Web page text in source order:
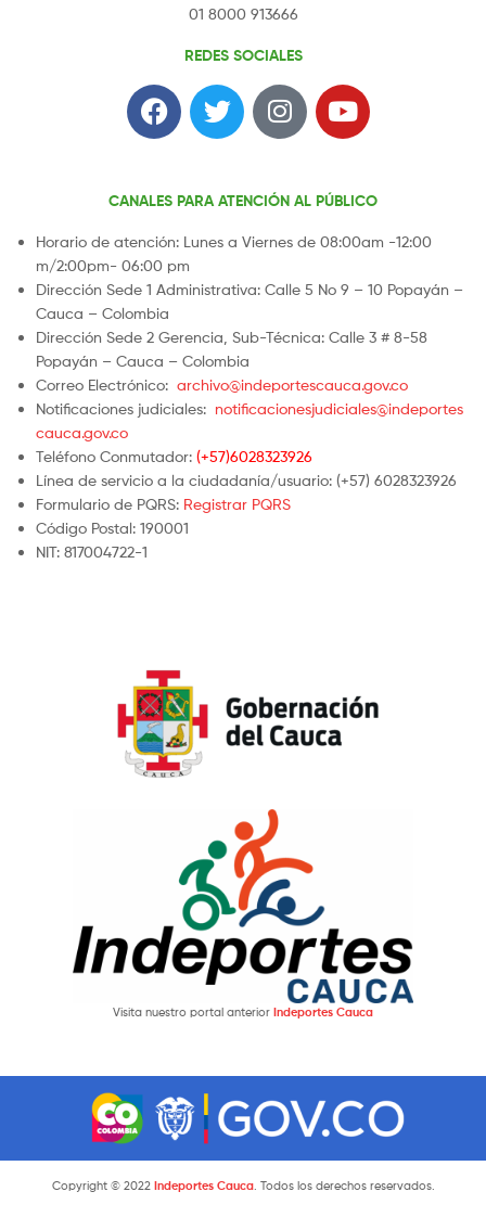
01 8000 913666
REDES SOCIALES
CANALES PARA ATENCIÓN AL PÚBLICO
Horario de atención: Lunes a Viernes de 08:00am -12:00
m/2:00pm- 06:00 pm
Dirección Sede 1 Administrativa: Calle 5 No 9 – 10 Popayán –
Cauca – Colombia
Dirección Sede 2 Gerencia, Sub-Técnica: Calle 3 # 8-58
Popayán – Cauca – Colombia
Correo Electrónico: archivo@indeportescauca.gov.co
Notificaciones judiciales: notificacionesjudiciales@indeportes
cauca.gov.co
Teléfono Conmutador: (+57)6028323926
Línea de servicio a la ciudadanía/usuario: (+57) 6028323926
Formulario de PQRS: Registrar PQRS
Código Postal: 190001
NIT: 817004722-1
Visita nuestro portal anterior Indeportes Cauca
Copyright © 2022 Indeportes Cauca. Todos los derechos reservados.